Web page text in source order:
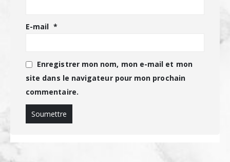
E-mail *
Enregistrer mon nom, mon e-mail et mon
site dans le navigateur pour mon prochain
commentaire.